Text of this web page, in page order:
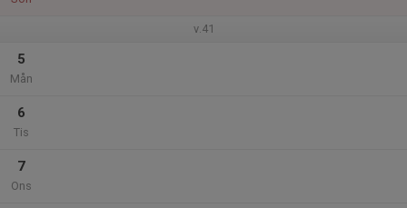
v.41
5
Mån
6
Tis
7
Ons